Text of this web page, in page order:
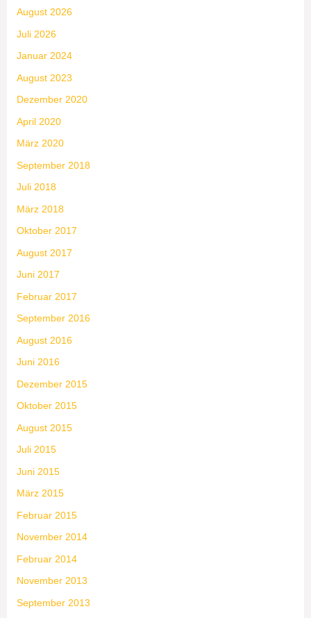
August 2026
Juli 2026
Januar 2024
August 2023
Dezember 2020
April 2020
März 2020
September 2018
Juli 2018
März 2018
Oktober 2017
August 2017
Juni 2017
Februar 2017
September 2016
August 2016
Juni 2016
Dezember 2015
Oktober 2015
August 2015
Juli 2015
Juni 2015
März 2015
Februar 2015
November 2014
Februar 2014
November 2013
September 2013